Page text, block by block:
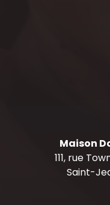
Maison
111, rue
Saint-